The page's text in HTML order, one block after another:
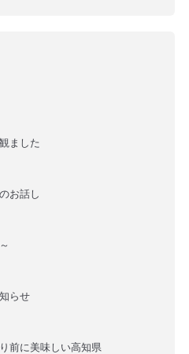
ました
お話し
らせ
前に美味しい高知県